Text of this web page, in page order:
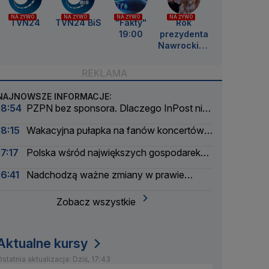
NA ŻYWO
TVN24
NA ŻYWO
TVN24 BiS
NA ŻYWO
"Fakty"
19:00
NA ŻYWO
Rok
prezydenta
Nawrockieg
INFORMACJE:
PZPN bez sponsora. Dlaczego InPost nie
Wakacyjna pułapka na fanów koncertów.
Polska wśród największych gospodarek
Nadchodzą ważne zmiany w prawie
Zobacz wszystkie
kursy
aktualizacja: Dziś, 17:43